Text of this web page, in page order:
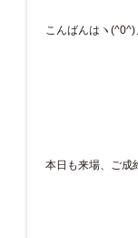
こんばんはヽ(^0^)
本日も来場、ご成